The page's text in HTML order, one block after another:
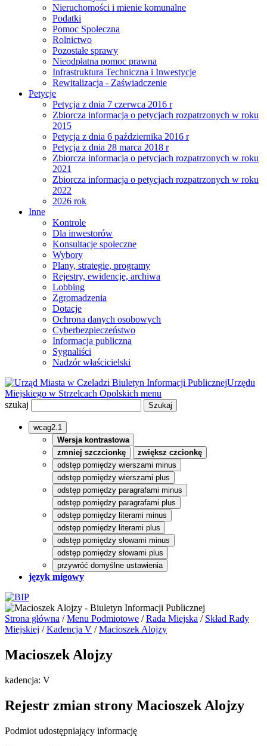
Nieruchomości i mienie komunalne
Podatki
Pomoc Społeczna
Rolnictwo
Pozostałe sprawy
Nieodpłatna pomoc prawna
Infrastruktura Techniczna i Inwestycje
Rewitalizacja - Zaświadczenie
Petycje
Petycja z dnia 7 czerwca 2016 r
Zbiorcza informacja o petycjach rozpatrzonych w roku
2015
Petycja z dnia 6 października 2016 r
Petycja z dnia 28 marca 2018 r
Zbiorcza informacja o petycjach rozpatrzonych w roku
2021
Zbiorcza informacja o petycjach rozpatrzonych w roku
2022
2026 rok
Inne
Kontrole
Dla inwestorów
Konsultacje społeczne
Wybory
Plany, strategie, programy
Rejestry, ewidencje, archiwa
Lobbing
Zgromadzenia
Dotacje
Ochrona danych osobowych
Cyberbezpieczeństwo
Informacja publiczna
Sygnaliści
Nadzór właścicielski
Biuletyn Informacji PublicznejUrzędu
Miejskiego w Strzelcach Opolskich menu
szukaj
wcag2.1
Wersja kontrastowa
zmniej szczcionkę
zwiększ czcionkę
odstęp pomiędzy wierszami minus
odstęp pomiędzy wierszami plus
odstęp pomiędzy paragrafami minus
odstęp pomiędzy paragrafami plus
odstęp pomiędzy literami minus
odstęp pomiędzy literami plus
odstęp pomiędzy słowami minus
odstęp pomiędzy słowami plus
przywróć domyślne ustawienia
język migowy
Strona główna /Menu Podmiotowe /Rada Miejska / Skład Rady
Miejskiej /Kadencja V /Macioszek Alojzy
Macioszek Alojzy
kadencja: V
Rejestr zmian strony Macioszek Alojzy
Podmiot udostępniający informację